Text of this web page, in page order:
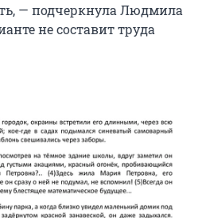
— подчеркнула Людмила
не составит труда